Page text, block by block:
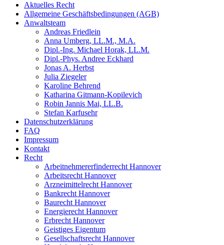
Aktuelles Recht
Allgemeine Geschäftsbedingungen (AGB)
Anwaltsteam
Andreas Friedlein
Anna Umberg, LL.M., M.A.
Dipl.-Ing. Michael Horak, LL.M.
Dipl.-Phys. Andree Eckhard
Jonas A. Herbst
Julia Ziegeler
Karoline Behrend
Katharina Gitmann-Kopilevich
Robin Jannis Mai, LL.B.
Stefan Karfusehr
Datenschutzerklärung
FAQ
Impressum
Kontakt
Recht
Arbeitnehmererfinderrecht Hannover
Arbeitsrecht Hannover
Arzneimittelrecht Hannover
Bankrecht Hannover
Baurecht Hannover
Energierecht Hannover
Erbrecht Hannover
Geistiges Eigentum
Gesellschaftsrecht Hannover